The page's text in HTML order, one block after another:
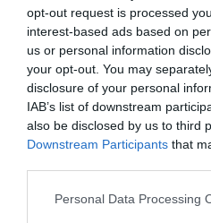
opt-out request is processed
interest-based ads based on
us or personal information
your opt-out. You may
disclosure of your personal
IAB’s list of downstream
also be disclosed by us to third
Downstream Participants that
Personal Data Processing
Πολιτισμό στο Culturenow.gr
Νέοι Διαγωνισμοί❯
Tags
ΓΙΩΡΓΗΣ ΧΡΙΣΤΟΔΟΥΛΟΥ
ΠΕΝΝΥ ΜΠΑΛΤΑΤΖΗ